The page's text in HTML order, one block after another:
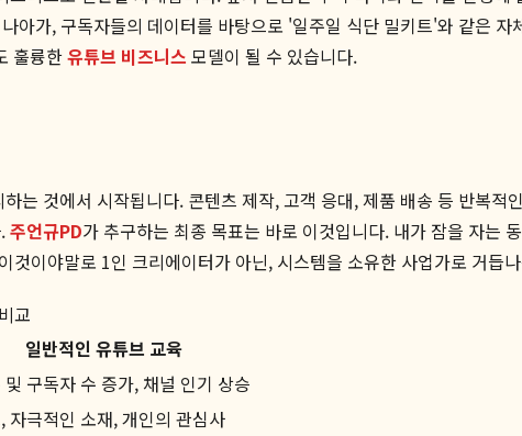
아가, 구독자들의 데이터를 바탕으로 '일주일 식단 밀키트'와 같은
훌륭한유튜브 비즈니스 모델이 될 수 있습니다.
는 것에서 시작됩니다. 콘텐츠 제작, 고객 응대, 제품 배송 등 반복적
주언규PD가 추구하는 최종 목표는 바로 이것입니다. 내가 잠을 자는
이야말로 1인 크리에이터가 아닌, 시스템을 소유한 사업가로 거듭
교
일반적인 유튜브 교육
및 구독자 수 증가, 채널 인기 상승
자극적인 소재, 개인의 관심사